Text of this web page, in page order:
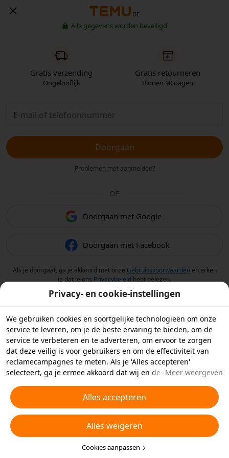
BE
Alle gegevens worden beveiligd
Gratis verzending
Ongelooflijk
Gratis retourneren
Binnen 90 dagen
Doorgaan
Problemen met aanmelden?
OF
Doorgaan met Google
Doorgaan met Facebook
Als je doorgaat, ga je akkoord met onze Gebruiksvoorwaarden en erken
je dat je ons Privacybeleid hebt gelezen.
Privacy- en cookie-instellingen
We gebruiken cookies en soortgelijke technologieën om onze
service te leveren, om je de beste ervaring te bieden, om de
service te verbeteren en te adverteren, om ervoor te zorgen
dat deze veilig is voor gebruikers en om de effectiviteit van
reclamecampagnes te meten. Als je 'Alles accepteren'
selecteert, ga je ermee akkoord dat wij en de partners
technologieën op je apparaat opslaan voor
reclamedoeleinden. Je kunt ook kiezen welke typen cookies je
wilt toestaan of afwijzen door hieronder of in je
privacyinstellingen op 'Cookies aanpassen' te klikken.
Raadpleeg voor meer informatie onsBeleid inzake cookies en
soortgelijke technologieën.
Meer weergeven
Alles accepteren
Alles weigeren
Cookies aanpassen